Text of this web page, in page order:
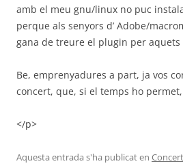
amb el meu gnu/linux no puc
perque als senyors d’ Adobe/
gana de treure el plugin per aquets
Be, emprenyadures a part, ja vos
concert, que, si el temps ho
</p>
Aquesta entrada s'ha publicat en Concert